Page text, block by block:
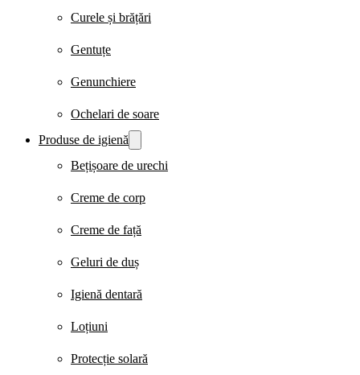
Curele și brățări
Gentuțe
Genunchiere
Ochelari de soare
Produse de igienă
Bețișoare de urechi
Creme de corp
Creme de față
Geluri de duș
Igienă dentară
Loțiuni
Protecție solară